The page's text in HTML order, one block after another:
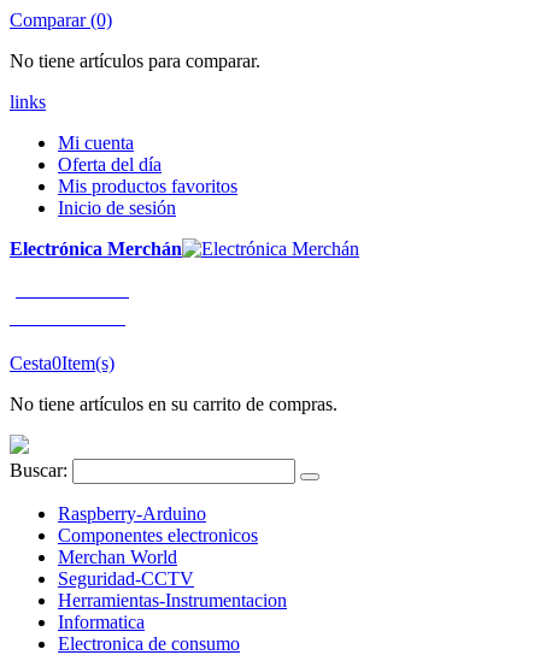
Comparar (0)
No tiene artículos para comparar.
links
Mi cuenta
Oferta del día
Mis productos favoritos
Inicio de sesión
Electrónica Merchán
Cesta0Item(s)
No tiene artículos en su carrito de compras.
Buscar:
Raspberry-Arduino
Componentes electronicos
Merchan World
Seguridad-CCTV
Herramientas-Instrumentacion
Informatica
Electronica de consumo